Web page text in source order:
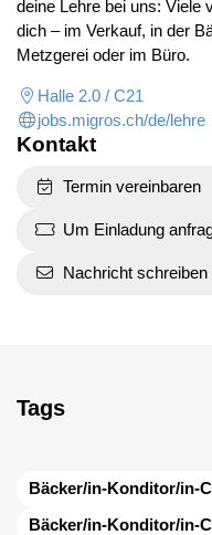
deine Lehre bei uns: Viele
dich – im Verkauf, in der
Metzgerei oder im Büro.
Halle 2.0 / C21
jobs.migros.ch/de/lehre
Kontakt
Termin vereinbaren
Um Einladung
Nachricht schreiben
Tags
Bäcker/in-Konditor/in-
Bäcker/in-Konditor/in-